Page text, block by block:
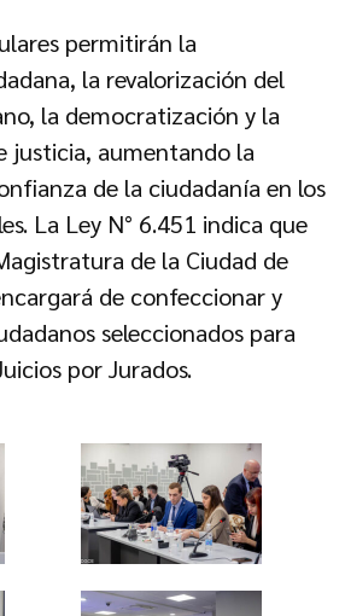
permitirán la
la revalorización del
la democratización y la
justicia, aumentando la
de la ciudadanía en los
La Ley N° 6.451 indica que
de la Ciudad de
de confeccionar y
seleccionados para
por Jurados.